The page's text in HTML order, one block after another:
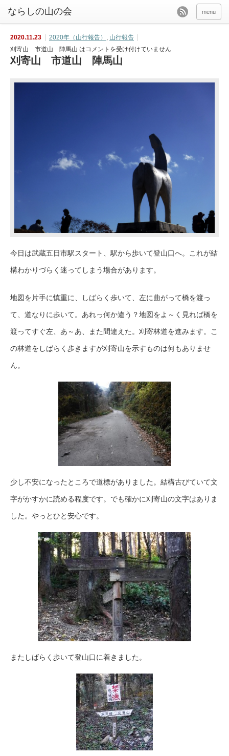
menu
2020.11.23 2020年（山行報告） , 山行報告
刈寄山 市道山 陣馬山 はコメントを受け付けていません
刈寄山 市道山 陣馬山
今日は武蔵五日市駅スタート、駅から歩いて登山口へ。これが結
構わかりづらく迷ってしまう場合があります。
地図を片手に慎重に、しばらく歩いて、左に曲がって橋を渡っ
て、道なりに歩いて。あれっ何か違う？地図をよ～く見れば橋を
渡ってすぐ左、あ～あ、また間違えた。刈寄林道を進みます。こ
の林道をしばらく歩きますが刈寄山を示すものは何もありませ
ん。
少し不安になったところで道標がありました。結構古びていて文
字がかすかに読める程度です。でも確かに刈寄山の文字はありま
した。やっとひと安心です。
またしばらく歩いて登山口に着きました。